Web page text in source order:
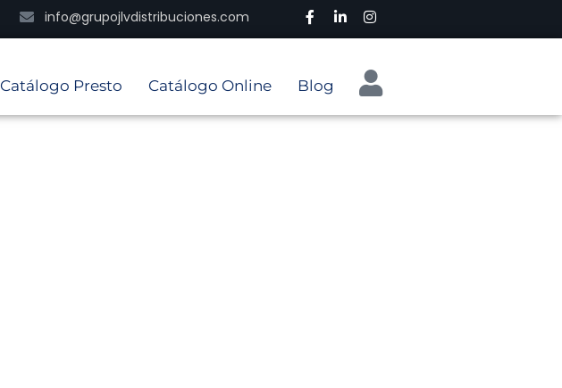
info@grupojlvdistribuciones.com
Catálogo Presto Catálogo Online Blog